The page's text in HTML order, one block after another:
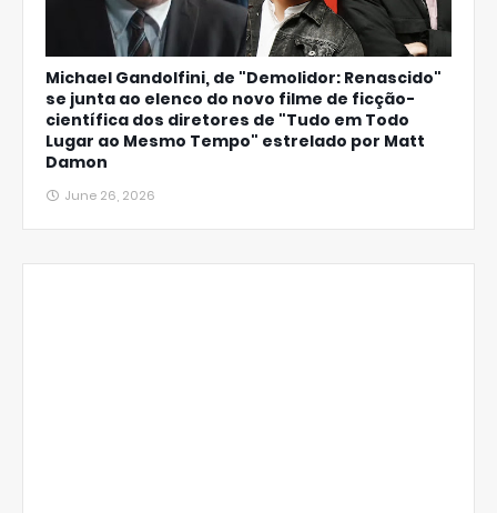
Michael Gandolfini, de "Demolidor: Renascido"
se junta ao elenco do novo filme de ficção-
científica dos diretores de "Tudo em Todo
Lugar ao Mesmo Tempo" estrelado por Matt
Damon
June 26, 2026